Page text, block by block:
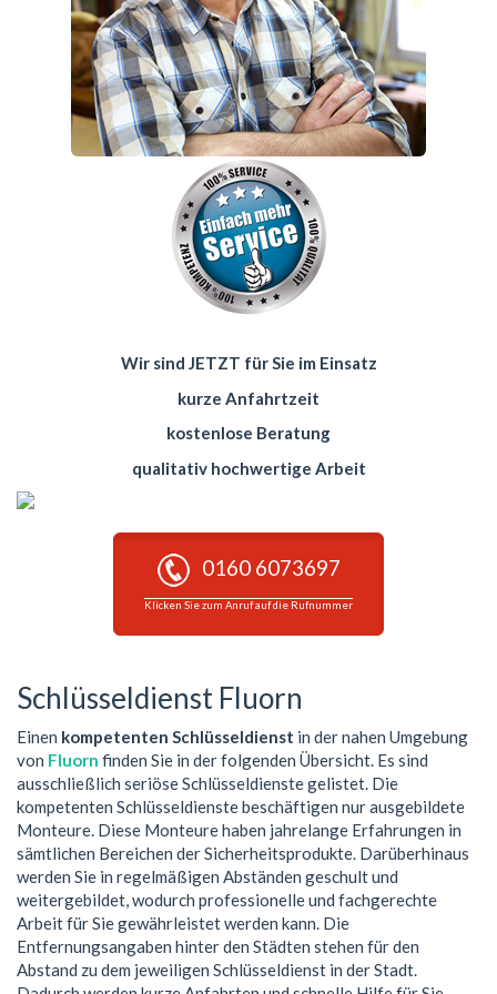
Wir sind JETZT für Sie im Einsatz
kurze Anfahrtzeit
kostenlose Beratung
qualitativ hochwertige Arbeit
0160 6073697
Klicken Sie zum Anruf auf die Rufnummer
Schlüsseldienst Fluorn
Einen kompetenten Schlüsseldienst in der nahen Umgebung
von Fluorn finden Sie in der folgenden Übersicht. Es sind
ausschließlich seriöse Schlüsseldienste gelistet. Die
kompetenten Schlüsseldienste beschäftigen nur ausgebildete
Monteure. Diese Monteure haben jahrelange Erfahrungen in
sämtlichen Bereichen der Sicherheitsprodukte. Darüberhinaus
werden Sie in regelmäßigen Abständen geschult und
weitergebildet, wodurch professionelle und fachgerechte
Arbeit für Sie gewährleistet werden kann. Die
Entfernungsangaben hinter den Städten stehen für den
Abstand zu dem jeweiligen Schlüsseldienst in der Stadt.